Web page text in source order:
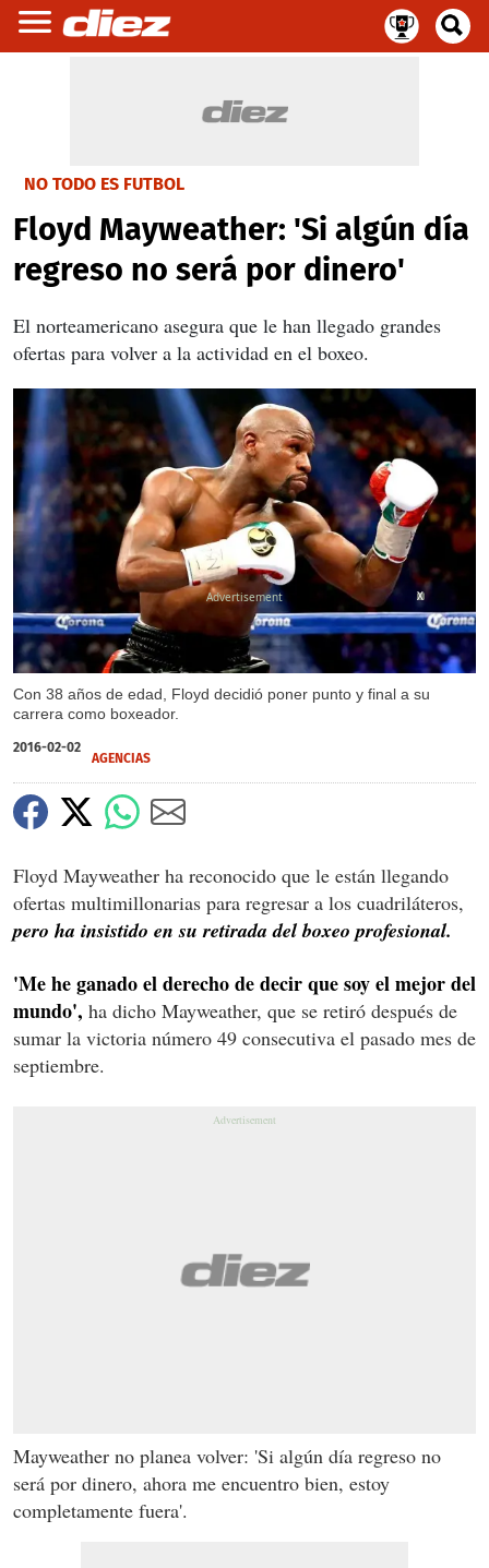
NO TODO ES FUTBOL
Floyd Mayweather: 'Si algún día
regreso no será por dinero'
El norteamericano asegura que le han llegado grandes
ofertas para volver a la actividad en el boxeo.
Con 38 años de edad, Floyd decidió poner punto y final a su
carrera como boxeador.
X
2016-02-02
AGENCIAS
Floyd Mayweather ha reconocido que le están llegando
ofertas multimillonarias para regresar a los cuadriláteros,
pero ha insistido en su retirada del boxeo profesional.
'Me he ganado el derecho de decir que soy el mejor del
mundo', ha dicho Mayweather, que se retiró después de
sumar la victoria número 49 consecutiva el pasado mes de
septiembre.
Mayweather no planea volver: 'Si algún día regreso no
será por dinero, ahora me encuentro bien, estoy
completamente fuera'.